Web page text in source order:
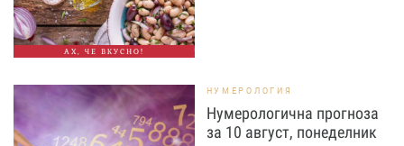
АХ, ЧЕ ВКУСНО!
НУМЕРОЛОГИЯ
Нумерологична прогноза
за 10 август, понеделник